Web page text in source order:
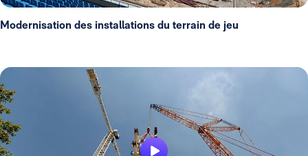
Modernisation des installations du terrain de jeu